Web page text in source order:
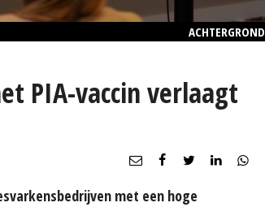
ACHTERGROND
PIA-vaccin verlaagt
met een hoge